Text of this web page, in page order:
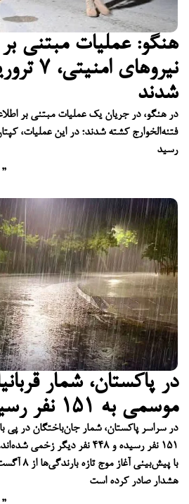
هنگو: عملیات مبتنی
شدند
فتنه‌الخوارج کشته شدند؛ در این عملیات،
رسید
,,
در پاکستان، شمار
موسمی به ۱۵۱ نفر رسید
در سراسر پاکستان، شمار جان‌باختگان در
۱۵۱ نفر رسیده و ۴۴۸ نفر دیگر
هشدار صادر کرده است
,,